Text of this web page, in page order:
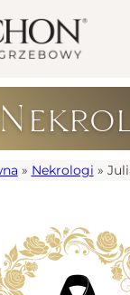
» Nekrologi »